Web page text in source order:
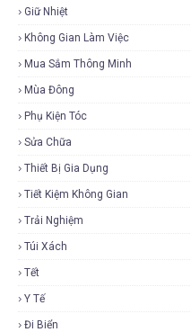
Giữ Nhiệt
Không Gian Làm Việc
Mua Sắm Thông Minh
Mùa Đông
Phụ Kiện Tóc
Sửa Chữa
Thiết Bị Gia Dụng
Tiết Kiệm Không Gian
Trải Nghiệm
Túi Xách
Tết
Y Tế
Đi Biển